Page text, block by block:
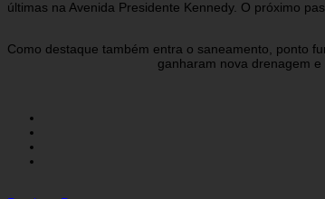
últimas na Avenida Presidente Kennedy. O próximo
Como destaque também entra o saneamento, ponto
ganharam nova drenagem